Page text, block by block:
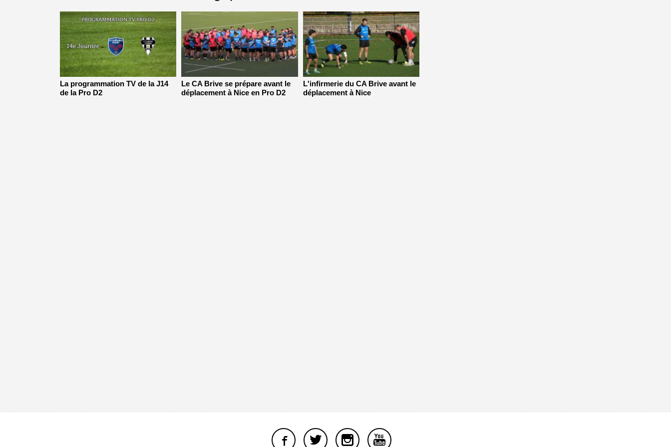
La programmation TV de la J14
de la Pro D2
Le CA Brive se prépare avant le
déplacement à Nice en Pro D2
L'infirmerie du CA Brive avant le
déplacement à Nice